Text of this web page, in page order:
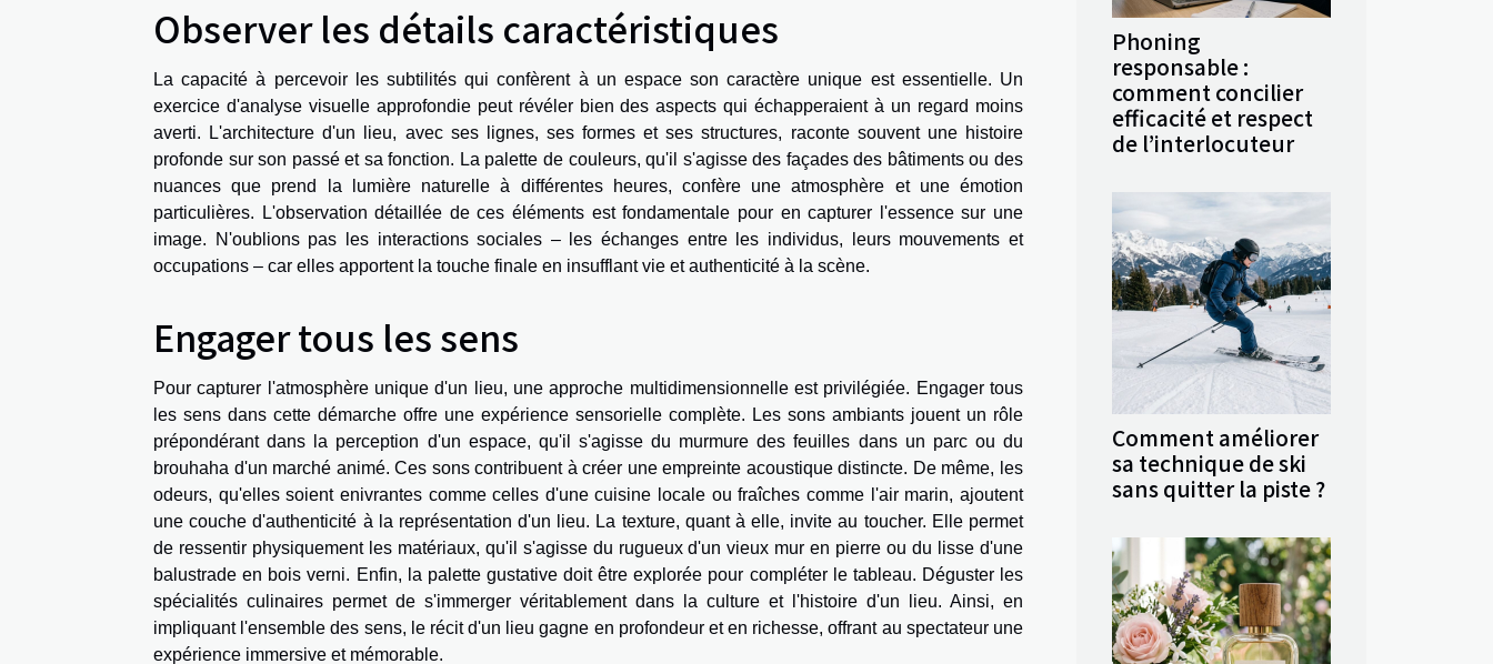
Observer les détails caractéristiques
La capacité à percevoir les subtilités qui confèrent à un espace son caractère unique est essentielle. Un
exercice d'analyse visuelle approfondie peut révéler bien des aspects qui échapperaient à un regard moins
averti. L'architecture d'un lieu, avec ses lignes, ses formes et ses structures, raconte souvent une histoire
profonde sur son passé et sa fonction. La palette de couleurs, qu'il s'agisse des façades des bâtiments ou des
nuances que prend la lumière naturelle à différentes heures, confère une atmosphère et une émotion
particulières. L'observation détaillée de ces éléments est fondamentale pour en capturer l'essence sur une
image. N'oublions pas les interactions sociales – les échanges entre les individus, leurs mouvements et
occupations – car elles apportent la touche finale en insufflant vie et authenticité à la scène.
Engager tous les sens
Pour capturer l'atmosphère unique d'un lieu, une approche multidimensionnelle est privilégiée. Engager tous
les sens dans cette démarche offre une expérience sensorielle complète. Les sons ambiants jouent un rôle
prépondérant dans la perception d'un espace, qu'il s'agisse du murmure des feuilles dans un parc ou du
brouhaha d'un marché animé. Ces sons contribuent à créer une empreinte acoustique distincte. De même, les
odeurs, qu'elles soient enivrantes comme celles d'une cuisine locale ou fraîches comme l'air marin, ajoutent
une couche d'authenticité à la représentation d'un lieu. La texture, quant à elle, invite au toucher. Elle permet
de ressentir physiquement les matériaux, qu'il s'agisse du rugueux d'un vieux mur en pierre ou du lisse d'une
balustrade en bois verni. Enfin, la palette gustative doit être explorée pour compléter le tableau. Déguster les
spécialités culinaires permet de s'immerger véritablement dans la culture et l'histoire d'un lieu. Ainsi, en
impliquant l'ensemble des sens, le récit d'un lieu gagne en profondeur et en richesse, offrant au spectateur une
expérience immersive et mémorable.
Phoning
responsable :
comment concilier
efficacité et respect
de l’interlocuteur
Comment améliorer
sa technique de ski
sans quitter la piste ?